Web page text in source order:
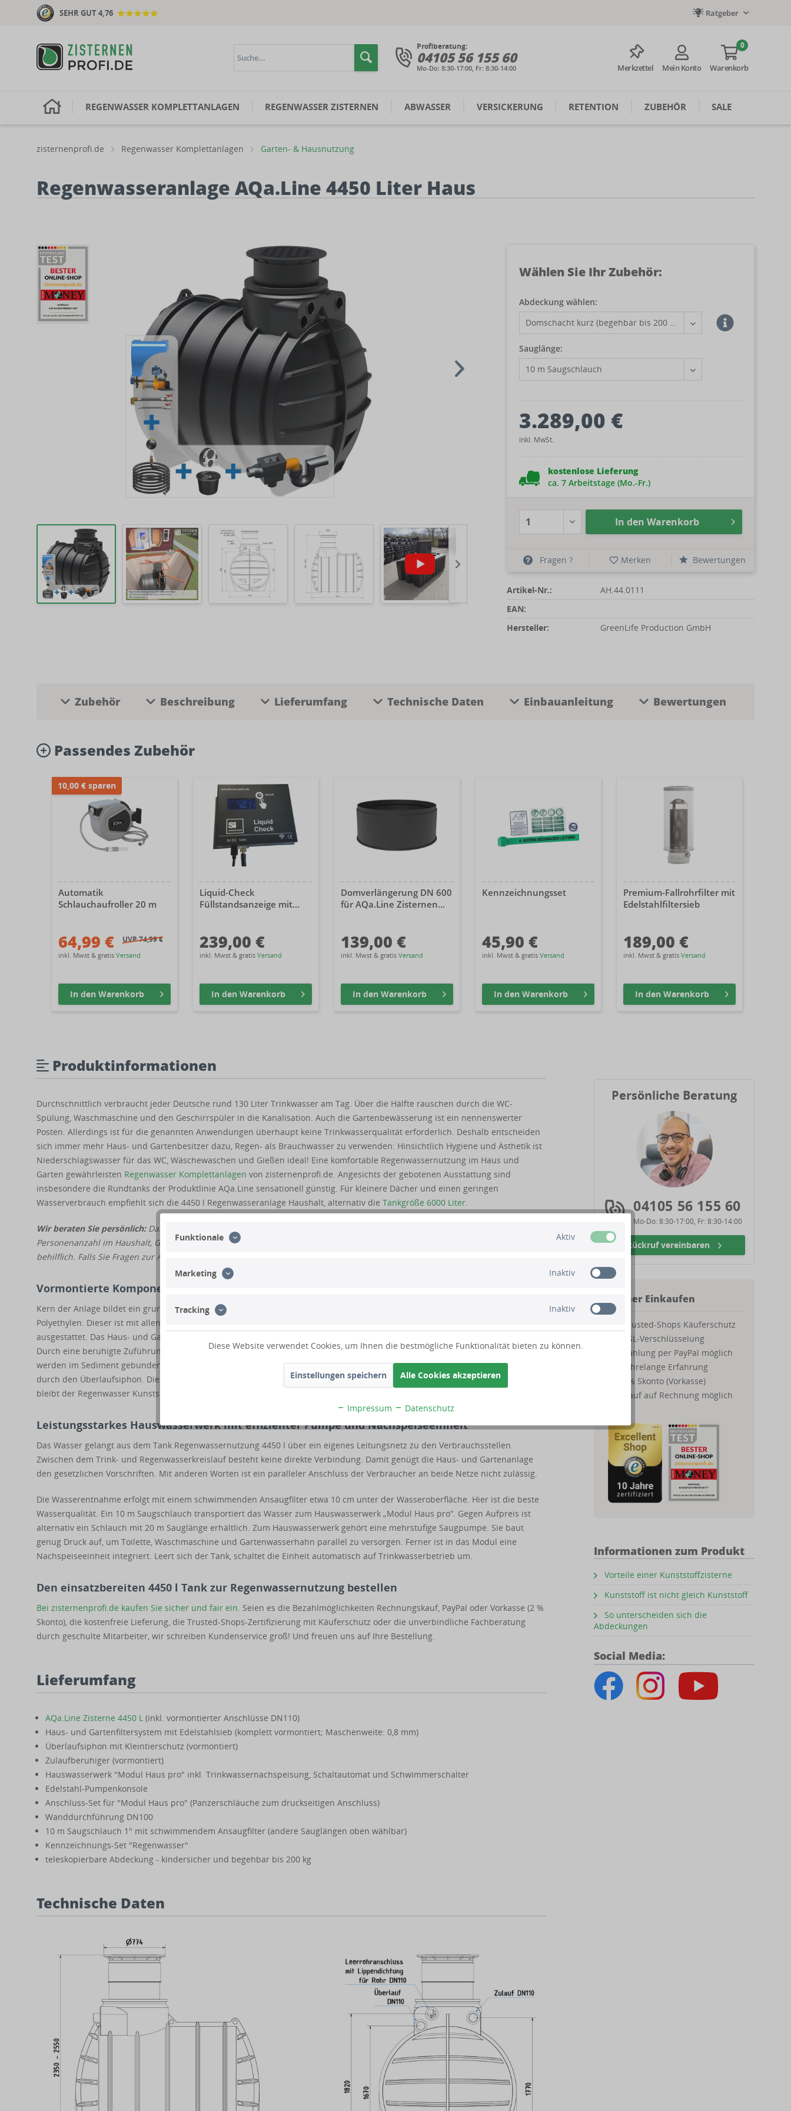
SEHR GUT 4,76 Ratgeber
Profiberatung:
04105 56 155 60
Mo-Do: 8:30-17:00, Fr: 8:30-14:00 Merkzettel Mein Konto
0
Warenkorb
H REGENWASSER KOMPLETTANLAGEN REGENWASSER ZISTERNEN ABWASSER VERSICKERUNG RETENTION ZUBEHÖR SALE
zisternenprofi.de Regenwasser Komplettanlagen Garten- & Hausnutzung
Regenwasseranlage AQa.Line 4450 Liter Haus
Wählen Sie Ihr Zubehör:
Abdeckung wählen:
Sauglänge:
3.289,00 €
inkl. MwSt.
kostenlose Lieferung
ca. 7 Arbeitstage (Mo.-Fr.)
In den Warenkorb
Fragen ? Merken Bewertungen
Artikel-Nr.:
AH.44.0111
EAN:
Hersteller:
GreenLife Production GmbH
Zubehör Beschreibung Lieferumfang Technische Daten Einbauanleitung Bewertungen
Passendes Zubehör
10,00 € sparen
Automatik
Schlauchaufroller 20 m
64,99 € UVP 74,99 €
inkl. Mwst & gratis Versand
In den Warenkorb
Liquid-Check
Füllstandsanzeige mit...
239,00 €
inkl. Mwst & gratis Versand
In den Warenkorb
Domverlängerung DN 600
für AQa.Line Zisternen...
139,00 €
inkl. Mwst & gratis Versand
In den Warenkorb
Kennzeichnungsset
45,90 €
inkl. Mwst & gratis Versand
In den Warenkorb
Premium-Fallrohrfilter mit
Edelstahlfiltersieb
189,00 €
inkl. Mwst & gratis Versand
In den Warenkorb
Produktinformationen
Durchschnittlich verbraucht jeder Deutsche rund 130 Liter Trinkwasser am Tag. Über die Hälfte rauschen durch die WC-
Spülung, Waschmaschine und den Geschirrspüler in die Kanalisation. Auch die Gartenbewässerung ist ein nennenswerter
Posten. Allerdings ist für die genannten Anwendungen überhaupt keine Trinkwasserqualität erforderlich. Deshalb entscheiden
sich immer mehr Haus- und Gartenbesitzer dazu, Regen- als Brauchwasser zu verwenden: Hinsichtlich Hygiene und Ästhetik ist
Niederschlagswasser für das WC, Wäschewaschen und Gießen ideal! Eine komfortable Regenwassernutzung im Haus und
Garten gewährleisten Regenwasser Komplettanlagen von zisternenprofi.de. Angesichts der gebotenen Ausstattung sind
insbesondere die Rundtanks der Produktlinie AQa.Line sensationell günstig. Für kleinere Dächer und einen geringen
Wasserverbrauch empfiehlt sich die 4450 l Regenwasseranlage Haushalt, alternativ die Tankgröße 6000 Liter
Wir beraten Sie persönlich:Das Speichervolumen einer Regenwasserzisterne berechnet sich nach Faktoren wie Dachfläche,
Personenanzahl im Haushalt, Gartengröße und Niederschlagsmenge in Ihrer Region. Bei der Berechnung sind wir Ihnen gerne
behilflich. Falls Sie Fragen zur Anlagenplanung haben, beantworten wir Ihnen diese unter 04105 56 155 60.
Vormontierte Komponenten sorgen für einen mehrstufigen Reinigungsprozess
Kern der Anlage bildet ein grundwasserstabiler, 180 kg schwerer Wasserspeicher aus robustem und lichtundurchlässigem
Polyethylen. Dieser ist mit allen wesentlichen Anschlüssen und Komponenten für die Regenwassernutzung im Haus und Garten
ausgestattet. Das Haus- und Gartenfiltersystem mit Edelstahlsieb hält zuverlässig Laub, Moos und groben Schmutz zurück.
Durch eine beruhigte Zuführung fließt das Wasser wirbelfrei auf den Tankboden. Schwerere Teilchen bleiben dort zurück und
werden im Sediment gebunden, leichte Partikel wie Pollen treiben an die Oberfläche. An regenreichen Tagen verschwinden sie
durch den Überlaufsiphon. Dieser ist mit einem Kleintierschutz ausgestattet. Bei einer Umgebungstemperatur von maximal 8° C
bleibt der Regenwasser Kunststofftank auch im Sommer algen- und keimfrei.
Leistungsstarkes Hauswasserwerk mit effizienter Pumpe und Nachspeiseeinheit
Das Wasser gelangt aus dem Tank Regenwassernutzung 4450 l über ein eigenes Leitungsnetz zu den Verbrauchsstellen.
Zwischen dem Trink- und Regenwasserkreislauf besteht keine direkte Verbindung. Damit genügt die Haus- und Gartenanlage
den gesetzlichen Vorschriften. Mit anderen Worten ist ein paralleler Anschluss der Verbraucher an beide Netze nicht zulässig.
Die Wasserentnahme erfolgt mit einem schwimmenden Ansaugfilter etwa 10 cm unter der Wasseroberfläche. Hier ist die beste
Wasserqualität. Ein 10 m Saugschlauch transportiert das Wasser zum Hauswasserwerk „Modul Haus pro“. Gegen Aufpreis ist
alternativ ein Schlauch mit 20 m Sauglänge erhältlich. Zum Hauswasserwerk gehört eine mehrstufige Saugpumpe. Sie baut
genug Druck auf, um Toilette, Waschmaschine und Gartenwasserhahn parallel zu versorgen. Ferner ist in das Modul eine
Nachspeiseeinheit integriert. Leert sich der Tank, schaltet die Einheit automatisch auf Trinkwasserbetrieb um.
Den einsatzbereiten 4450 l Tank zur Regenwassernutzung bestellen
Bei zisternenprofi.de kaufen Sie sicher und fair ein . Seien es die Bezahlmöglichkeiten Rechnungskauf, PayPal oder Vorkasse (2 %
Skonto), die kostenfreie Lieferung, die Trusted-Shops-Zertifizierung mit Käuferschutz oder die unverbindliche Fachberatung
durch geschulte Mitarbeiter, wir schreiben Kundenservice groß! Und freuen uns auf Ihre Bestellung.
Lieferumfang
AQa.Line Zisterne 4450 L (inkl. vormontierter Anschlüsse DN110)
Haus- und Gartenfiltersystem mit Edelstahlsieb (komplett vormontiert; Maschenweite: 0,8 mm)
Überlaufsiphon mit Kleintierschutz (vormontiert)
Zulaufberuhiger (vormontiert)
Hauswasserwerk "Modul Haus pro" inkl. Trinkwassernachspeisung, Schaltautomat und Schwimmerschalter
Edelstahl-Pumpenkonsole
Anschluss-Set für "Modul Haus pro" (Panzerschläuche zum druckseitigen Anschluss)
Wanddurchführung DN100
10 m Saugschlauch 1" mit schwimmendem Ansaugfilter (andere Sauglängen oben wählbar)
Kennzeichnungs-Set "Regenwasser"
teleskopierbare Abdeckung - kindersicher und begehbar bis 200 kg
Technische Daten
Persönliche Beratung
04105 56 155 60
Mo-Do: 8:30-17:00, Fr: 8:30-14:00
Rückruf vereinbaren
Sicher Einkaufen
Trusted-Shops Käuferschutz
SSL-Verschlüsselung
Zahlung per PayPal möglich
Jahrelange Erfahrung
2% Skonto (Vorkasse)
Kauf auf Rechnung möglich
Informationen zum Produkt
Vorteile einer Kunststoffzisterne
Kunststoff ist nicht gleich Kunststoff
So unterscheiden sich die
Abdeckungen
Social Media:
Funktionale Aktiv
Marketing Inaktiv
Tracking Inaktiv
Diese Website verwendet Cookies, um Ihnen die bestmögliche Funktionalität bieten zu können.
Einstellungen speichern Alle Cookies akzeptieren
Impressum Datenschutz